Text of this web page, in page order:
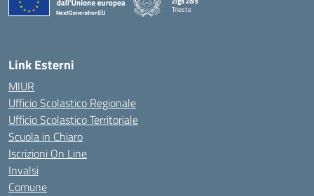
Trieste
Link Esterni
MIUR
Ufficio Scolastico Regionale
Ufficio Scolastico Territoriale
Scuola in Chiaro
Iscrizioni On Line
Invalsi
Comune